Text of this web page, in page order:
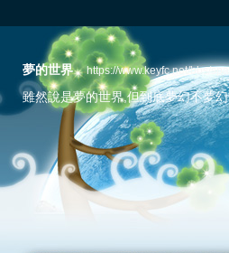
夢的世界 https://www.keyfc.net/bbs/
雖然說是夢的世界,但到底夢幻不夢